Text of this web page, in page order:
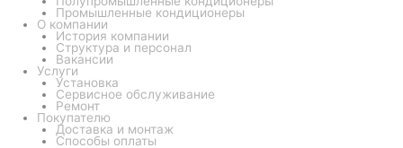
Промышленные кондиционеры
О компании
История компании
Структура и персонал
Вакансии
Услуги
Установка
Сервисное обслуживание
Ремонт
Покупателю
Доставка и монтаж
Способы оплаты